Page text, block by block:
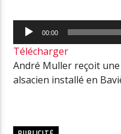
Lecteur
audio
00:00
Télécharger
André Muller reçoit
alsacien installé en